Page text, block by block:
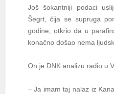
Još šokantniji podaci
Šegrt, čija se supruga
godine, otkrio da u
konačno došao nema
On je DNK analizu radio u
– Ja imam taj nalaz iz